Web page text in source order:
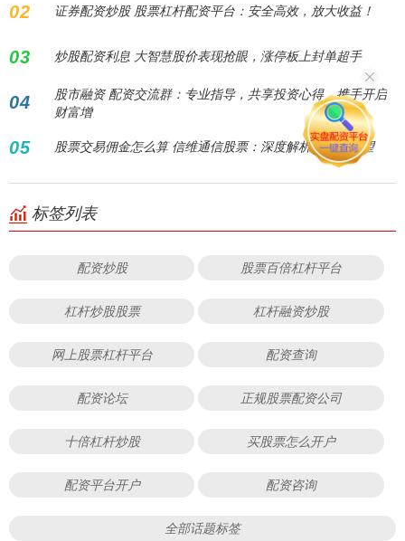
02 证券配资炒股 股票杠杆配资平台：安全高效，放大收益！
03 炒股配资利息 大智慧股价表现抢眼，涨停板上封单超手
04
股市融资 配资交流群：专业指导，共享投资心得，携手开启
财富增
05 股票交易佣金怎么算 信维通信股票：深度解析与投资展望
标签列表
配资炒股 股票百倍杠杆平台
杠杆炒股股票 杠杆融资炒股
网上股票杠杆平台 配资查询
配资论坛 正规股票配资公司
十倍杠杆炒股 买股票怎么开户
配资平台开户 配资咨询
全部话题标签